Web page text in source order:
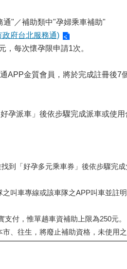
通"／補助類中"孕婦乘車補助"
府台北服務通)
，每次懷孕限申請1次。
APP金質會員，將於完成註冊後7
孕派車」後依步驟完成派車或使
到「好孕多元乘車券」後依步驟完
叫車專線或該車隊之APP叫車並註
付，惟單趟車資補助上限為250元。
、往生，將廢止補助資格，未使用